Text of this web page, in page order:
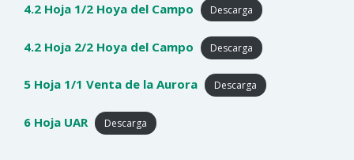
4.2 Hoja 1/2 Hoya del Campo Descarga
4.2 Hoja 2/2 Hoya del Campo Descarga
5 Hoja 1/1 Venta de la Aurora Descarga
6 Hoja UAR Descarga